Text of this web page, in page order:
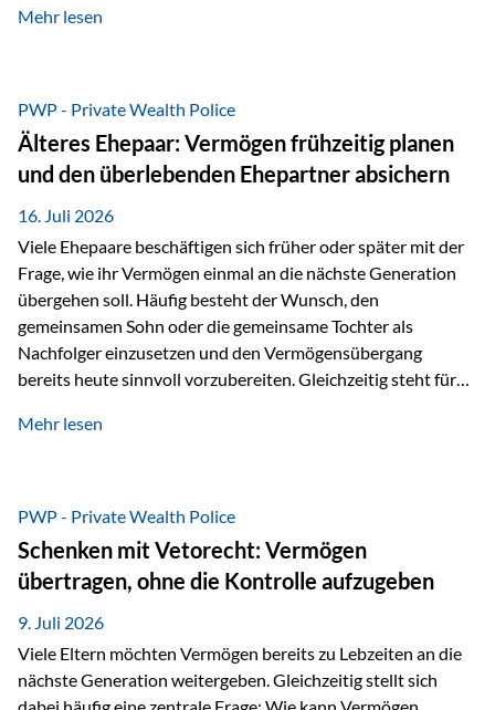
Vienna-Life eine interessante Lösung. Es ermöglicht,
Ausgangssituation Stellen Sie sich folgende Familie vor: Die
Großeltern haben über viele Jahre Vermögen aufgebaut. Ihr
Wunsch ist es, dieses Vermögen nicht nur den eigenen
Kindern, sondern langfristig auch den Enkeln zukommen zu…
Mehr lesen
PWP - Private Wealth Police
Älteres Ehepaar: Vermögen frühzeitig planen
und den überlebenden Ehepartner absichern
16. Juli 2026
Viele Ehepaare beschäftigen sich früher oder später mit der
Frage, wie ihr Vermögen einmal an die nächste Generation
übergehen soll. Häufig besteht der Wunsch, den
gemeinsamen Sohn oder die gemeinsame Tochter als
Nachfolger einzusetzen und den Vermögensübergang
bereits heute sinnvoll vorzubereiten. Gleichzeitig steht für
passiert, wenn einer der beiden verstirbt? Der überlebende
Vermögen verfügen können. Genau für diese
Ausgangssituation bietet die Private Wealth Police der
Vienna-Life eine durchdachte Gestaltungsmöglichkeit. Die
Ausgangssituation Stellen Sie sich folgendes Beispiel vor:
Ein…
Mehr lesen
PWP - Private Wealth Police
Schenken mit Vetorecht: Vermögen
übertragen, ohne die Kontrolle aufzugeben
9. Juli 2026
Viele Eltern möchten Vermögen bereits zu Lebzeiten an die
nächste Generation weitergeben. Gleichzeitig stellt sich